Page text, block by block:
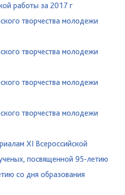
работы за 2017 г
творчества молодежи
творчества молодежи
творчества молодежи
творчества молодежи
ХI Всероссийской
посвященной 95-летию
со дня образования